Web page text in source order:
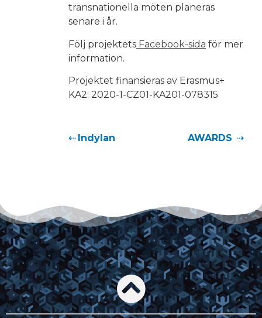
transnationella möten planeras
senare i år.
Följ projektets Facebook-sida för mer
information.
Projektet finansieras av Erasmus+
KA2: 2020-1-CZ01-KA201-078315
Indylan AWARDS